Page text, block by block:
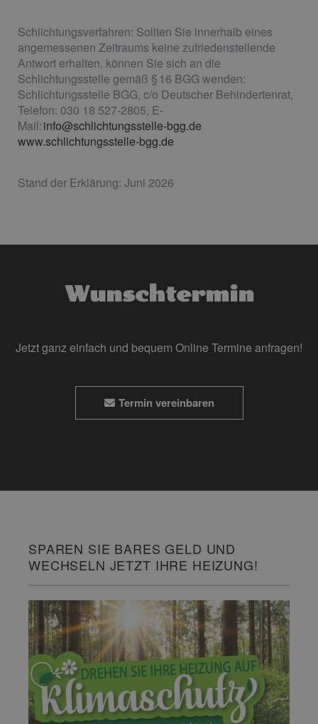
Schlichtungsverfahren: Sollten Sie innerhalb eines
angemessenen Zeitraums keine zufriedenstellende
Antwort erhalten, können Sie sich an die
Schlichtungsstelle gemäß § 16 BGG wenden:
Schlichtungsstelle BGG, c/o Deutscher Behindertenrat,
Telefon: 030 18 527-2805, E-
Mail:info@schlichtungsstelle-bgg.de
www.schlichtungsstelle-bgg.de
Stand der Erklärung: Juni 2026
Wunschtermin
Jetzt ganz einfach und bequem Online Termine anfragen!
Termin vereinbaren
SPAREN SIE BARES GELD UND
WECHSELN JETZT IHRE HEIZUNG!